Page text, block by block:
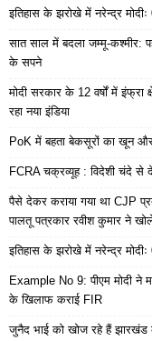
इतिहास के झरोखे में नरेन्द्र
सात साल में बदला जम्मू-कश्मीर:
के सपने
मोदी सरकार के 12 वर्षों में
रहा नया इंडिया
PoK में बहता बेकसूरों का खून और
FCRA चक्रव्यूह : विदेशी चंदे से
पैसे देकर कराया गया था CJP
पालतू पत्रकार रवीश कुमार ने
इतिहास के झरोखे में नरेन्द्र
Example No 9: पीएम मोदी ने
के खिलाफ कराई FIR
जुनैद भाई को खोज रहे हैं झारखंड